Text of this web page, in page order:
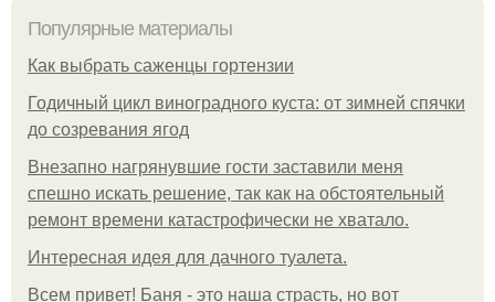
Популярные материалы
Как выбрать саженцы гортензии
Годичный цикл виноградного куста: от зимней спячки
до созревания ягод
Внезапно нагрянувшие гости заставили меня
спешно искать решение, так как на обстоятельный
ремонт времени катастрофически не хватало.
Интересная идея для дачного туалета.
Всем привет! Баня - это наша страсть, но вот